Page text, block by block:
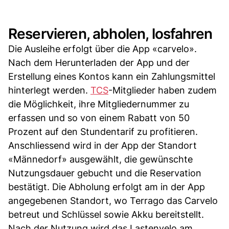
Reservieren, abholen, losfahren
Die Ausleihe erfolgt über die App «carvelo».
Nach dem Herunterladen der App und der
Erstellung eines Kontos kann ein Zahlungsmittel
hinterlegt werden. TCS-Mitglieder haben zudem
die Möglichkeit, ihre Mitgliedernummer zu
erfassen und so von einem Rabatt von 50
Prozent auf den Stundentarif zu profitieren.
Anschliessend wird in der App der Standort
«Männedorf» ausgewählt, die gewünschte
Nutzungsdauer gebucht und die Reservation
bestätigt. Die Abholung erfolgt am in der App
angegebenen Standort, wo Terrago das Carvelo
betreut und Schlüssel sowie Akku bereitstellt.